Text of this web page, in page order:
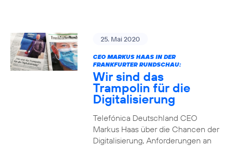
25. Mai 2020
CEO MARKUS HAAS IN DER
FRANKFURTER RUNDSCHAU:
Wir sind das
Trampolin für die
Digitalisierung
Telefónica Deutschland CEO
Markus Haas über die Chancen der
Digitalisierung, Anforderungen an